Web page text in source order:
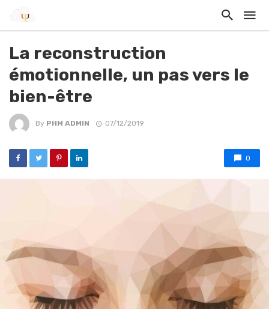
La reconstruction
émotionnelle, un pas vers le
bien-être
By PHM ADMIN 07/12/2019
0